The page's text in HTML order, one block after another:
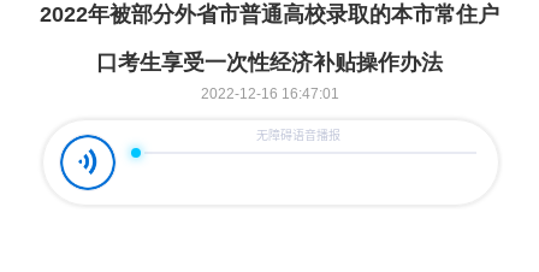
2022年被部分外省市普通高校录取的本市常住户
口考生享受一次性经济补贴操作办法
2022-12-16 16:47:01